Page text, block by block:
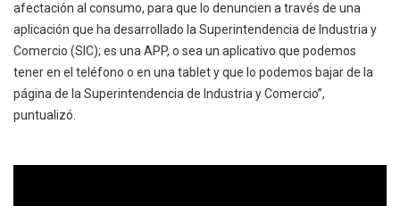
afectación al consumo, para que lo denuncien a través de una
aplicación que ha desarrollado la Superintendencia de Industria y
Comercio (SIC); es una APP, o sea un aplicativo que podemos
tener en el teléfono o en una tablet y que lo podemos bajar de la
página de la Superintendencia de Industria y Comercio”,
puntualizó.